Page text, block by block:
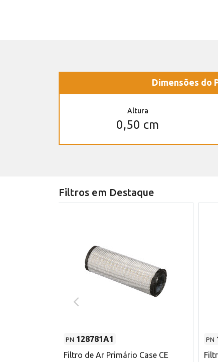
Dimensões do
Altura
0,50 cm
Filtros em Destaque
PN 128781A1
Filtro de Ar Primário Case CE
PN